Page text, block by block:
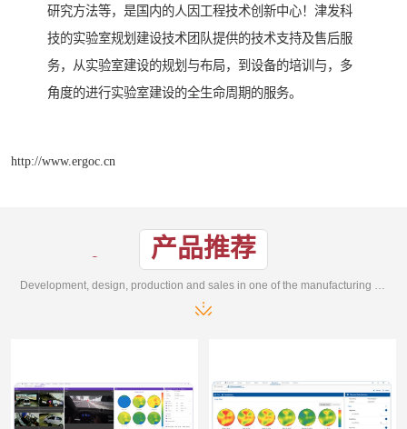
研究方法等，是国内的人因工程技术创新中心！津发科
技的实验室规划建设技术团队提供的技术支持及售后服
务，从实验室建设的规划与布局，到设备的培训与，多
角度的进行实验室建设的全生命周期的服务。
http://www.ergoc.cn
产品推荐
Development, design, production and sales in one of the manufacturing enterprises